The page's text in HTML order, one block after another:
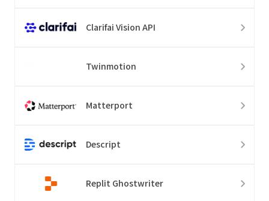
Clarifai Vision API
Twinmotion
Matterport
Descript
Replit Ghostwriter